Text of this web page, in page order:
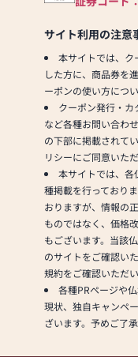
サイト利用の注意
本サイトでは、ク
した方に、商品券を
ーポンの使い方につ
クーポン発行・
など各種お問い合わ
の下部に掲載されて
リシーにご同意いた
本サイトでは、各
種掲載を行っており
おりますが、情報の
ものではなく、価格
もございます。当該
のサイトをご確認い
規約をご確認いただ
各種PRページや
現状、独自キャンペ
ざいます。予めご了承